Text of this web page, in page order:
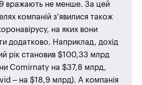
вражають не менше. За цей
компаній з’явилися також
на яких вони
додатково. Наприклад, дохід
рік становив $100,33 млрд
Comirnaty на $37,8 млрд,
– на $18,9 млрд). А компанія